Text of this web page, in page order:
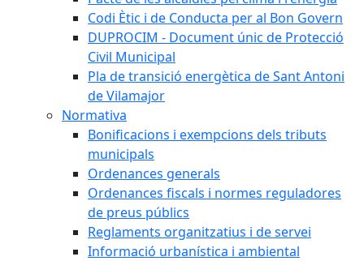
Codi Ètic i de Conducta per al Bon Govern
DUPROCIM - Document únic de Protecció
Civil Municipal
Pla de transició energètica de Sant Antoni
de Vilamajor
Normativa
Bonificacions i exempcions dels tributs
municipals
Ordenances generals
Ordenances fiscals i normes reguladores
de preus públics
Reglaments organitzatius i de servei
Informació urbanística i ambiental